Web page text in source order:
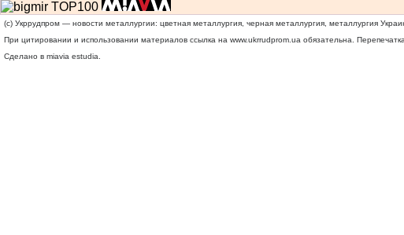
(c) Укррудпром — новости металлургии: цветная металлургия, черная металлургия, металлургия
При цитировании и использовании материалов ссылка на www.ukrrudprom.ua обязательна.
Сделано в miavia estudia.